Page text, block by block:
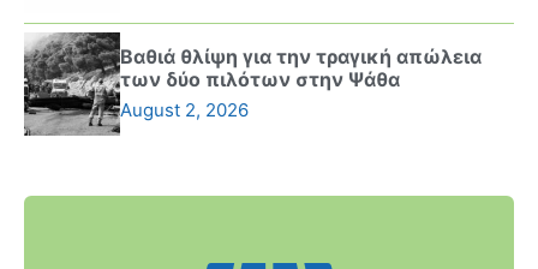
Βαθιά θλίψη για την τραγική απώλεια
των δύο πιλότων στην Ψάθα
August 2, 2026